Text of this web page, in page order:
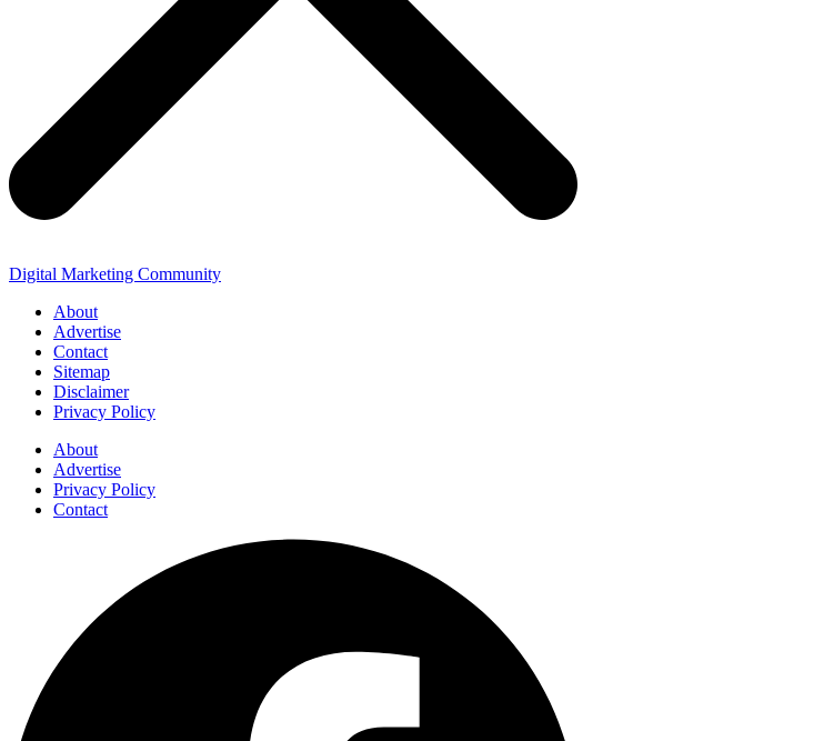
Digital Marketing Community
About
Advertise
Contact
Sitemap
Disclaimer
Privacy Policy
About
Advertise
Privacy Policy
Contact